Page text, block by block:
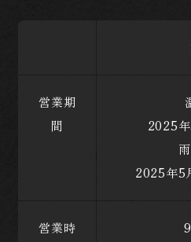
営業期
間
2025
2025年5
営業時